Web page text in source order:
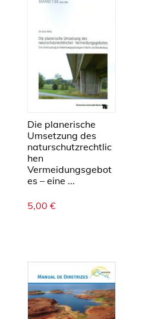
Die planerische
Umsetzung des
naturschutzrechtlic
hen
Vermeidungsgebot
es – eine ...
5,00 €